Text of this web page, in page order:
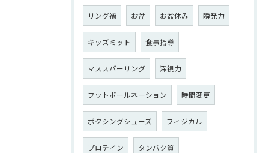
リング禍 お盆 お盆休み 瞬発力
キッズミット 食事指導
マススパーリング 深視力
フットボールネーション 時間変更
ボクシングシューズ フィジカル
プロテイン タンパク質